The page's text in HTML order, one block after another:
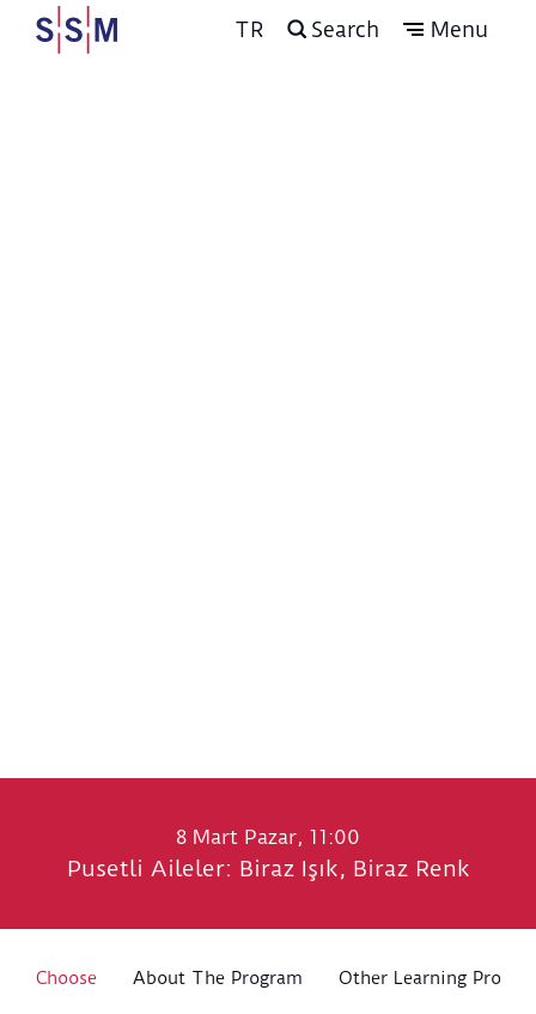
TR Search Menu
8 Mart Pazar, 11:00
Pusetli Aileler: Biraz Işık, Biraz Renk
Choose About The Program Other Learning